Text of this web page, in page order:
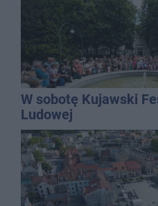
W sobotę Kujawski
Ludowej